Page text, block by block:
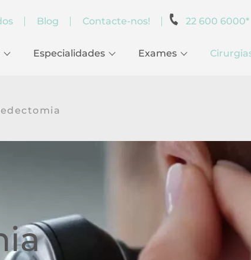
Blog Contacte-nos! 22 600 6000*
Especialidades Exames